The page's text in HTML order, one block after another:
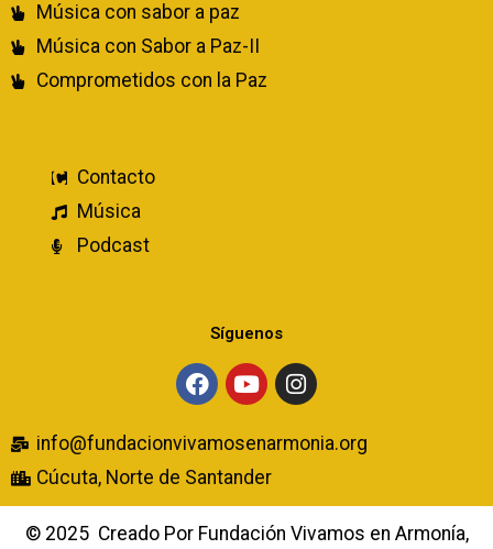
Música con sabor a paz
Música con Sabor a Paz-II
Comprometidos con la Paz
Contacto
Música
Podcast
Síguenos
info@fundacionvivamosenarmonia.org
Cúcuta, Norte de Santander
© 2025 Creado Por Fundación Vivamos en Armonía,